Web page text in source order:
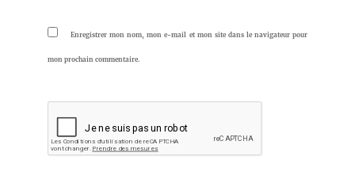
Enregistrer mon nom, mon e-mail et mon site dans le navigateur pour
mon prochain commentaire.